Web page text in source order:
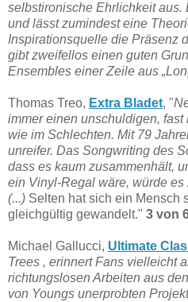
selbstironische Ehrlichkeit aus.
und lässt zumindest eine
Inspirationsquelle die Präsenz
gibt zweifellos einen guten
Ensembles einer Zeile aus
Thomas Treo, Extra Bladet, "
immer einen unschuldigen, fast
wie im Schlechten. Mit 79
unreifer. Das Songwriting des
dass es kaum zusammenhält,
ein Vinyl-Regal wäre, würde es
(...) Selten hat sich ein Mensch
gleichgültig gewandelt." 3 von
Michael Gallucci, Ultimate
Trees , erinnert Fans vielleicht
richtungslosen Arbeiten aus
von Youngs unerprobten